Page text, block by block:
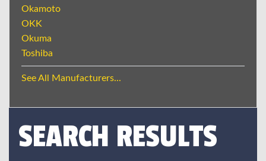
Okamoto
OKK
Okuma
Toshiba
See All Manufacturers...
SEARCH RESULTS